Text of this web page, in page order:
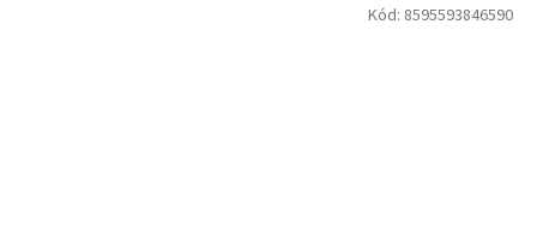
Kód: 8595593846590